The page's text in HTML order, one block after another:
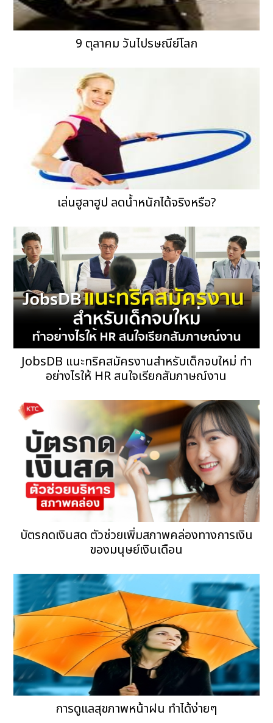
9 ตุลาคม วันไปรษณีย์โลก
เล่นฮูลาฮูป ลดน้ำหนักได้จริงหรือ?
JobsDB แนะทริคสมัครงานสำหรับเด็กจบใหม่ ทำ
อย่างไรให้ HR สนใจเรียกสัมภาษณ์งาน
บัตรกดเงินสด ตัวช่วยเพิ่มสภาพคล่องทางการเงิน
ของมนุษย์เงินเดือน
การดูแลสุขภาพหน้าฝน ทำได้ง่ายๆ